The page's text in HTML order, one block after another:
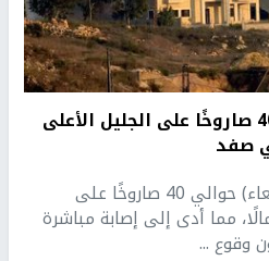
غارات على جنوب لبنان- 40 صاروخًا على الجليل الأعلى
صفد
أطلق حزب الله اليوم (الأربعاء) حوالي 40 صاروخًا على
مما أدى إلى إصابة مباشرة
وقوع ...